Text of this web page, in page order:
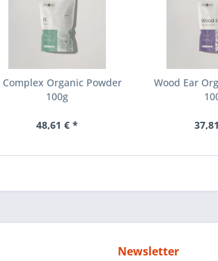
Complex Organic Powder
100g
48,61 € *
Wood Ear
Newsletter